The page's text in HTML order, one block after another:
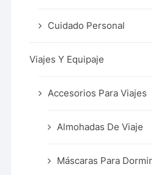
Cuidado Personal
Viajes Y Equipaje
Accesorios Para Viajes
Almohadas De Viaje
Máscaras Para Dormir